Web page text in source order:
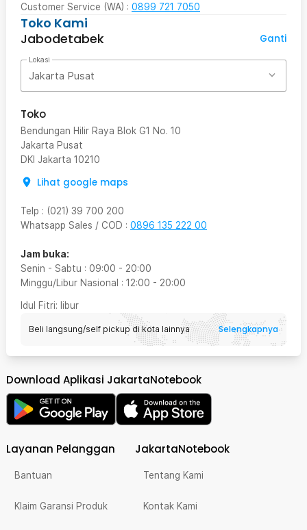
Customer Service (WA) : 0899 721 7050
Toko Kami
Jabodetabek
Ganti
Lokasi
Jakarta Pusat
Toko
Bendungan Hilir Raya Blok G1 No. 10
Jakarta Pusat
DKI Jakarta 10210
Lihat google maps
Telp : (021) 39 700 200
Whatsapp Sales / COD : 0896 135 222 00
Jam buka:
Senin - Sabtu : 09:00 - 20:00
Minggu/Libur Nasional : 12:00 - 20:00
Idul Fitri: libur
Beli langsung/self pickup di kota lainnya Selengkapnya
Download Aplikasi JakartaNotebook
Layanan Pelanggan
Bantuan
Klaim Garansi Produk
JakartaNotebook
Tentang Kami
Kontak Kami